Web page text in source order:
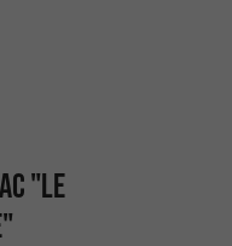
"LE